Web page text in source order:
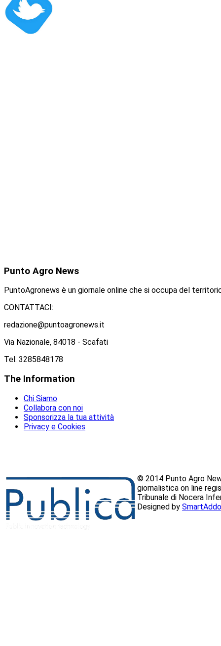
Punto Agro News
PuntoAgronews è un giornale online che si occupa del
CONTATTACI:
redazione@puntoagronews.it
Via Nazionale, 84018 - Scafati
Tel. 3285848178
The Information
Chi Siamo
Collabora con noi
Sponsorizza la tua attività
Privacy e Cookies
© 2014 Punto Agro
giornalistica on line
Tribunale di Nocera
Designed by